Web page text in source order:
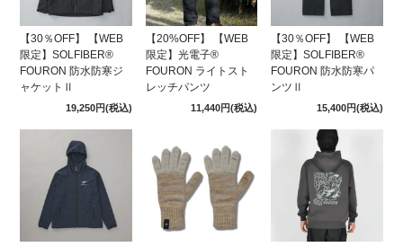
【30％OFF】 【WEB
限定】SOLFIBER®
FOURON 防水防寒ジ
ャケットⅡ
19,250円(税込)
【20%OFF】 【WEB
限定】光電子®
FOURON ライトスト
レッチパンツ
11,440円(税込)
【30％OFF】 【WEB
限定】SOLFIBER®
FOURON 防水防寒パ
ンツⅡ
15,400円(税込)